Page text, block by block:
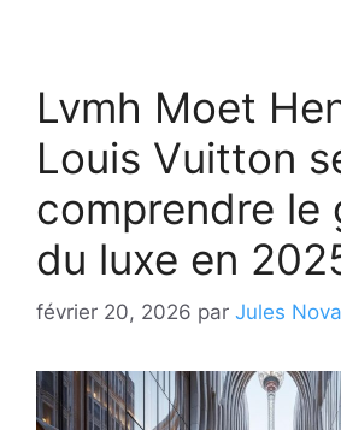
Lvmh Moet
Louis Vuitton
comprendre le
du luxe en
février 20, 2026 par Jules Nova